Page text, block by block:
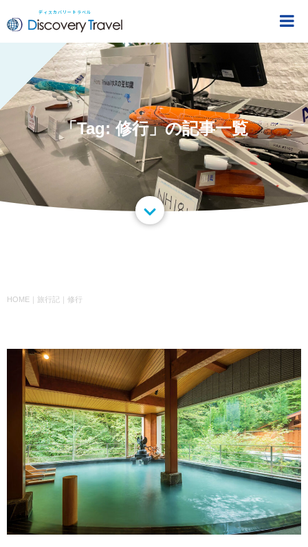
ディスカバリートラベル
DiscoveryTravel
「Tag: 修行」の記事一覧
HOME ｜ 旅行記 ｜ 修行